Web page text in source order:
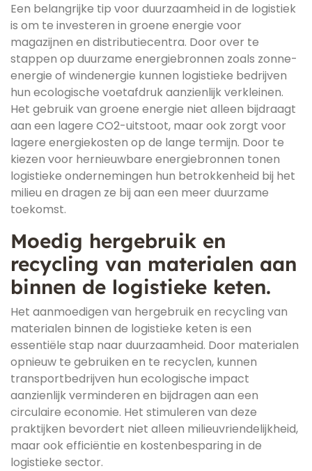
Een belangrijke tip voor duurzaamheid in de logistiek
is om te investeren in groene energie voor
magazijnen en distributiecentra. Door over te
stappen op duurzame energiebronnen zoals zonne-
energie of windenergie kunnen logistieke bedrijven
hun ecologische voetafdruk aanzienlijk verkleinen.
Het gebruik van groene energie niet alleen bijdraagt
aan een lagere CO2-uitstoot, maar ook zorgt voor
lagere energiekosten op de lange termijn. Door te
kiezen voor hernieuwbare energiebronnen tonen
logistieke ondernemingen hun betrokkenheid bij het
milieu en dragen ze bij aan een meer duurzame
toekomst.
Moedig hergebruik en
recycling van materialen aan
binnen de logistieke keten.
Het aanmoedigen van hergebruik en recycling van
materialen binnen de logistieke keten is een
essentiële stap naar duurzaamheid. Door materialen
opnieuw te gebruiken en te recyclen, kunnen
transportbedrijven hun ecologische impact
aanzienlijk verminderen en bijdragen aan een
circulaire economie. Het stimuleren van deze
praktijken bevordert niet alleen milieuvriendelijkheid,
maar ook efficiëntie en kostenbesparing in de
logistieke sector.